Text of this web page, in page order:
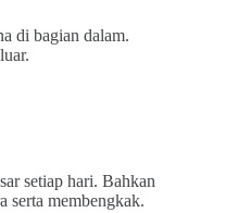
di bagian dalam.
setiap hari. Bahkan
serta membengkak.